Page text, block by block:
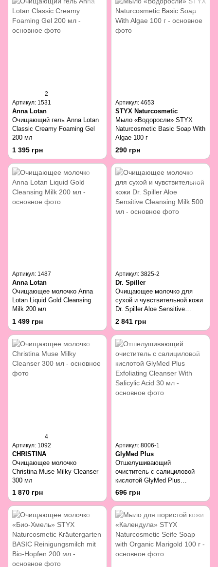
2
Артикул: 1531
Anna Lotan
Очищающий гель Anna Lotan
Classic Creamy Foaming Gel
200 мл
1 395 грн
Артикул: 4653
STYX Naturcosmetic
Мыло «Водоросли» STYX
Naturcosmetic Basic Soap With
Algae 100 г
290 грн
Артикул: 1487
Anna Lotan
Очищающее молочко Anna
Lotan Liquid Gold Cleansing
Milk 200 мл
1 499 грн
Артикул: 3825-2
Dr. Spiller
Очищающее молочко для
сухой и чувствительной кожи
Dr. Spiller Aloe Sensitive
Cleansing Milk 500 мл
2 841 грн
4
Артикул: 1092
CHRISTINA
Очищающее молочко
Christina Muse Milky Cleanser
300 мл
1 870 грн
Артикул: 8006-1
GlyMed Plus
Отшелушивающий
очиститель с салициловой
кислотой GlyMed Plus
Exfoliating Cleanser With
Salicylic Acid 30 мл
696 грн